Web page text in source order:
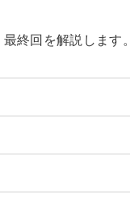
終回を解説します。